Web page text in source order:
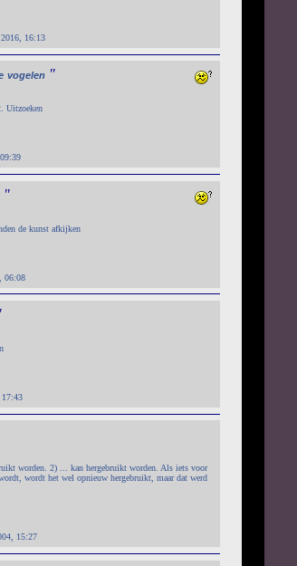
16:13
vogelen "
Uitzoeken
"
de kunst afkijken
06:08
17:43
worden. 2) ... kan hergebruikt worden. Als iets voor
wordt het wel opnieuw hergebruikt, maar dat werd
15:27